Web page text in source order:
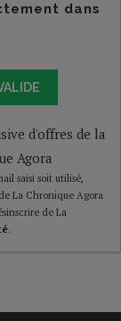
dans
d'offres de la
Agora
saisi soit utilisé,
La Chronique Agora
de La
.